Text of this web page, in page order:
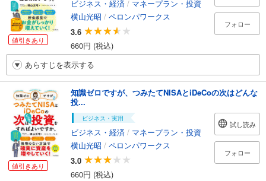
値引きあり
ビジネス・経済 / マネープラン・投資
横山光昭 / ペロンパワークス
3.6
660円 (税込)
フォロー
あらすじを表示する
値引きあり
知識ゼロですが、つみたてNISAとiDeCoの次はどんな
投...
ビジネス・実用
ビジネス・経済 / マネープラン・投資
横山光昭 / ペロンパワークス
3.0
660円 (税込)
試し読み
フォロー